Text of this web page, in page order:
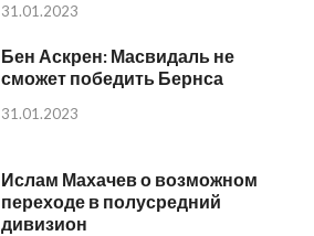
31.01.2023
Бен Аскрен: Масвидаль не
сможет победить Бернса
31.01.2023
Ислам Махачев о возможном
переходе в полусредний
дивизион